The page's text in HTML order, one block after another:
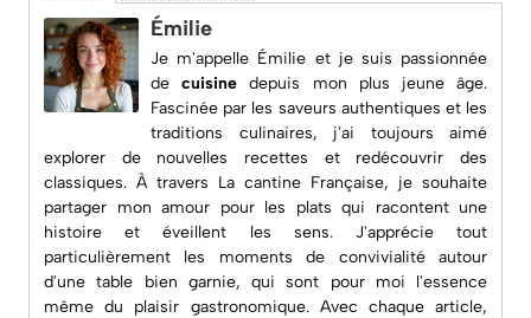
Émilie
Je m'appelle Émilie et je suis passionnée
decuisine depuis mon plus jeune âge.
Fascinée par les saveurs authentiques et les
traditions culinaires, j'ai toujours aimé
explorer de nouvelles recettes et redécouvrir des
classiques. À travers La cantine Française, je souhaite
partager mon amour pour les plats qui racontent une
histoire et éveillent les sens. J'apprécie tout
particulièrement les moments de convivialité autour
d'une table bien garnie, qui sont pour moi l'essence
même du plaisir gastronomique. Avec chaque article,